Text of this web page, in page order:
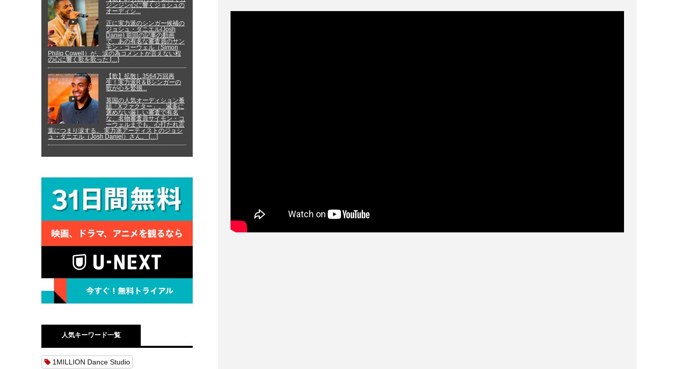
ジンジン心に響くジョシュの
オーディシ...
正に実力派のシンガー候補の
ジョシュ・ダニエル(Josh
Danie) 前回の記事の動画
で、あの有名な審査員のサン
モン・コーウェル（Simon
Philip Cowell）が、涙の為コメントが言えない程
の心に響く歌を歌った […]
【歌】拡散し3564万回再
生！実力派R＆Bシンガーの
歌が心を鷲掴...
英国の人気オーディション番
組「Xファクター」。 滅多に
褒めない厳しい審査で有名
な、名物審査員サイモン・コ
ーウェルまでも、心打たれ言
葉につまり涙する。 実力派アーティストのジョシ
ュ・ダニエル（Josh Daniel）さん。 […]
人気キーワード一覧
1MILLION Dance Studio